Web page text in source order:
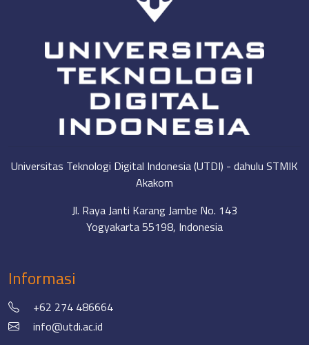
Universitas Teknologi Digital Indonesia (UTDI) - dahulu STMIK
Akakom
Jl. Raya Janti Karang Jambe No. 143
Yogyakarta 55198, Indonesia
Informasi
+62 274 486664
info@utdi.ac.id